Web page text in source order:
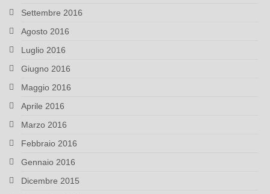
Settembre 2016
Agosto 2016
Luglio 2016
Giugno 2016
Maggio 2016
Aprile 2016
Marzo 2016
Febbraio 2016
Gennaio 2016
Dicembre 2015